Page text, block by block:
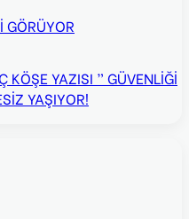
GÖRÜYOR
KÖŞE YAZISI ” GÜVENLİĞİ
YAŞIYOR!